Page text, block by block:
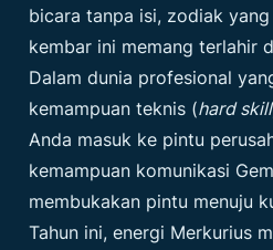
bicara tanpa isi, zodiak
kembar ini memang terlahir
Dalam dunia profesional
kemampuan teknis (hard skill
Anda masuk ke pintu
kemampuan komunikasi
membukakan pintu menuju
Tahun ini, energi Merkurius